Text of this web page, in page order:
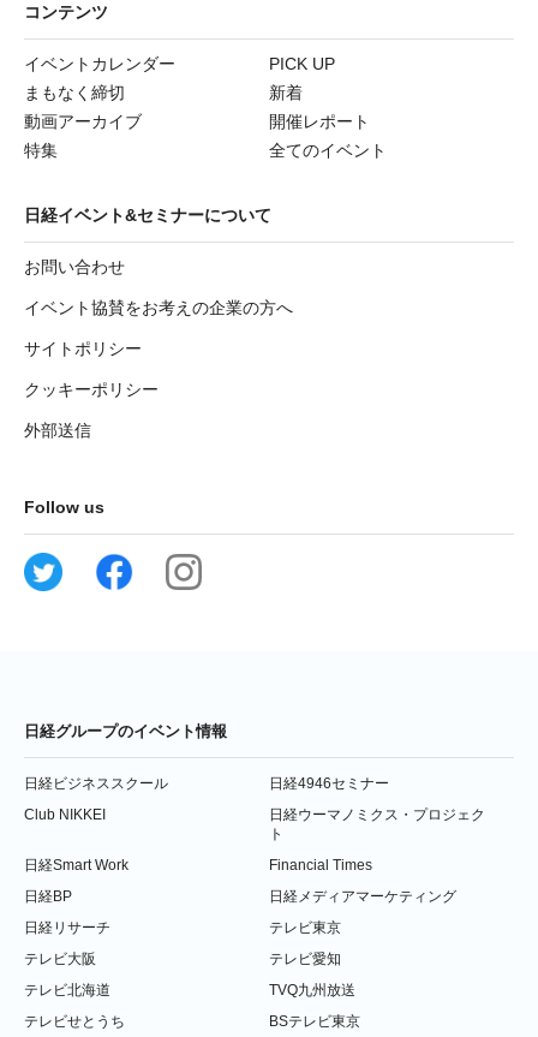
コンテンツ
イベントカレンダー
PICK UP
まもなく締切
新着
動画アーカイブ
開催レポート
特集
全てのイベント
日経イベント&セミナーについて
お問い合わせ
イベント協賛をお考えの企業の方へ
サイトポリシー
クッキーポリシー
外部送信
Follow us
日経グループのイベント情報
日経ビジネススクール
日経4946セミナー
Club NIKKEI
日経ウーマノミクス・プロジェク
ト
日経Smart Work
Financial Times
日経BP
日経メディアマーケティング
日経リサーチ
テレビ東京
テレビ大阪
テレビ愛知
テレビ北海道
TVQ九州放送
テレビせとうち
BSテレビ東京